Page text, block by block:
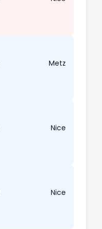
Metz
Nice
Nice